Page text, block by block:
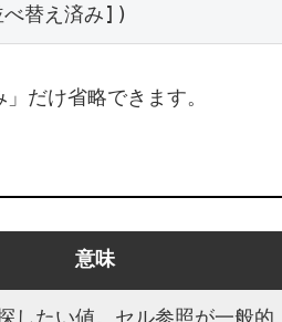
替え済み])
だけ省略できます。
意味
したい値。セル参照が一般的